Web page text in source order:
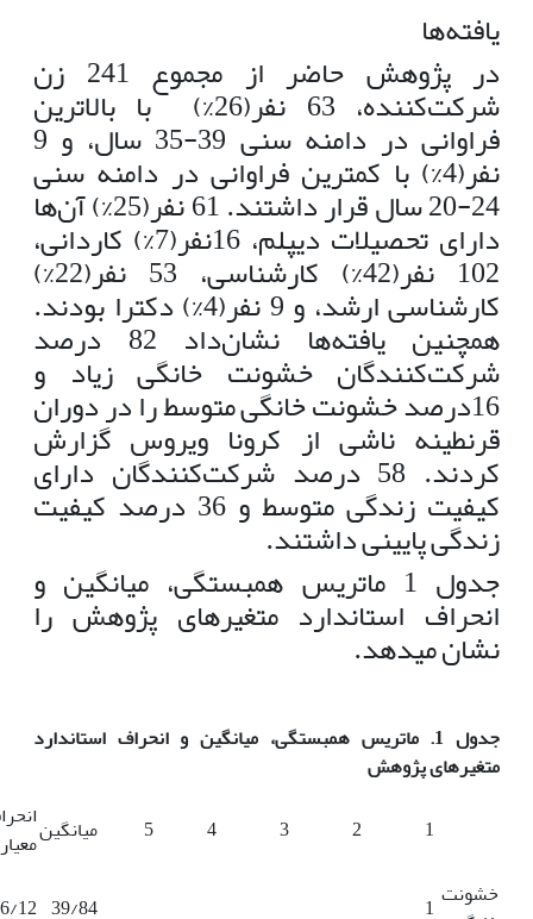
یافته‌ها
در پژوهش حاضر از مجموع 241 زن
شرکت‌کننده، 63 نفر(26%) با بالاترین
فراوانی در دامنه سنی 39-35 سال، و 9
نفر(4%) با کمترین فراوانی در دامنه سنی
24-20 سال قرار داشتند. 61 نفر(25%) آن‌ها
دارای تحصیلات دیپلم، 16نفر(7%) کاردانی،
102 نفر(42%) کارشناسی، 53 نفر(22%)
کارشناسی ارشد، و 9 نفر(4%) دکترا بودند.
همچنین یافته‌ها نشان‌داد 82 درصد
شرکت‌کنندگان خشونت خانگی زیاد و
16درصد خشونت خانگی متوسط را در دوران
قرنطینه ناشی از کرونا ویروس گزارش
کردند. 58 درصد شرکت‌‌کنندگان دارای
کیفیت زندگی متوسط و 36 درصد کیفیت
زندگی پایینی داشتند.
جدول 1 ماتریس همبستگی، میانگین و
انحراف استاندارد متغیرهای پژوهش را
نشان می­دهد.
جدول 1.
ماتریس همبستگی، میانگین و انحراف استاندارد
متغیرهای پژوهش
1
2
3
4
5 میانگینمعیار
خشونت 1
39/84
12